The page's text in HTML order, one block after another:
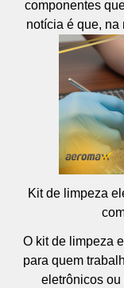
componentes
notícia é que,
Kit de limpeza
O kit de limpeza
para quem
eletrônicos ou